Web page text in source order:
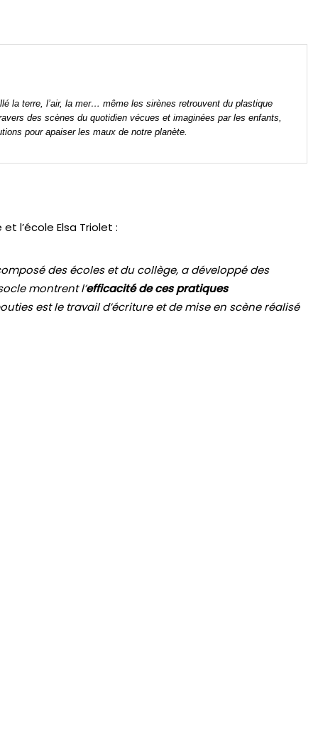
la terre, l’air, la mer… même les sirènes retrouvent du plastique
des scènes du quotidien vécues et imaginées par les enfants,
pour apaiser les maux de notre planète.
l’école Elsa Triolet :
des écoles et du collège, a développé des
montrent l’efficacité de ces pratiques
est le travail d’écriture et de mise en scène réalisé